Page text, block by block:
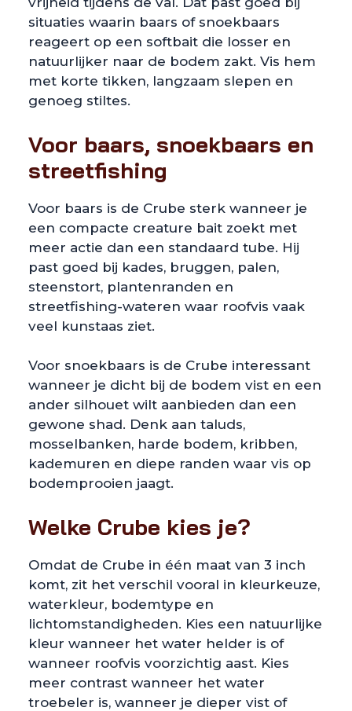
situaties waarin baars of snoekbaars
reageert op een softbait die losser en
natuurlijker naar de bodem zakt. Vis hem
met korte tikken, langzaam slepen en
genoeg stiltes.
Voor baars, snoekbaars en
streetfishing
Voor baars is de Crube sterk wanneer je
een compacte creature bait zoekt met
meer actie dan een standaard tube. Hij
past goed bij kades, bruggen, palen,
steenstort, plantenranden en
streetfishing-wateren waar roofvis vaak
veel kunstaas ziet.
Voor snoekbaars is de Crube interessant
wanneer je dicht bij de bodem vist en een
ander silhouet wilt aanbieden dan een
gewone shad. Denk aan taluds,
mosselbanken, harde bodem, kribben,
kademuren en diepe randen waar vis op
bodemprooien jaagt.
Welke Crube kies je?
Omdat de Crube in één maat van 3 inch
komt, zit het verschil vooral in kleurkeuze,
waterkleur, bodemtype en
lichtomstandigheden. Kies een natuurlijke
kleur wanneer het water helder is of
wanneer roofvis voorzichtig aast. Kies
meer contrast wanneer het water
troebeler is, wanneer je dieper vist of